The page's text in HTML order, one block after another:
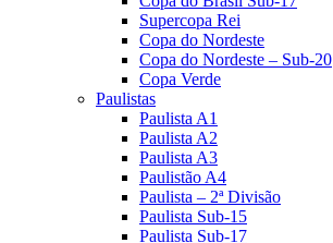
Supercopa Rei
Copa do Nordeste
Copa do Nordeste – Sub-20
Copa Verde
Paulistas
Paulista A1
Paulista A2
Paulista A3
Paulistão A4
Paulista – 2ª Divisão
Paulista Sub-15
Paulista Sub-17